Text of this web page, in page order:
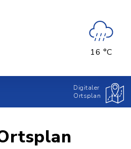
16 °C
Digitaler
Ortsplan